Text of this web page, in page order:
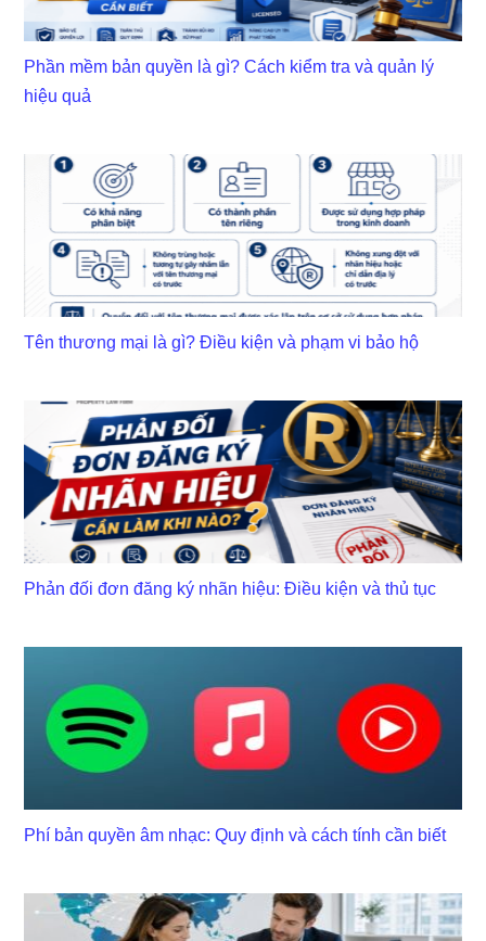
Phần mềm bản quyền là gì? Cách kiểm tra và quản lý
hiệu quả
Tên thương mại là gì? Điều kiện và phạm vi bảo hộ
Phản đối đơn đăng ký nhãn hiệu: Điều kiện và thủ tục
Phí bản quyền âm nhạc: Quy định và cách tính cần biết